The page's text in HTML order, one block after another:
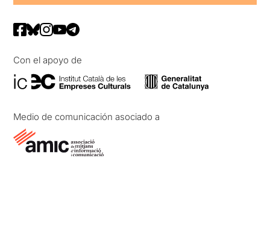
Con el apoyo de
Medio de comunicación asociado a